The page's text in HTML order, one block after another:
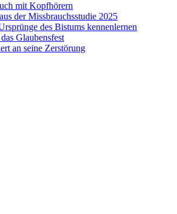
mit Kopfhörern
der Missbrauchsstudie 2025
des Bistums kennenlernen
Glaubensfest
an seine Zerstörung